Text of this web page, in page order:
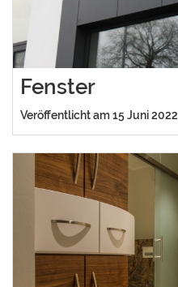
Fenster
Veröffentlicht am 15 Juni 2022